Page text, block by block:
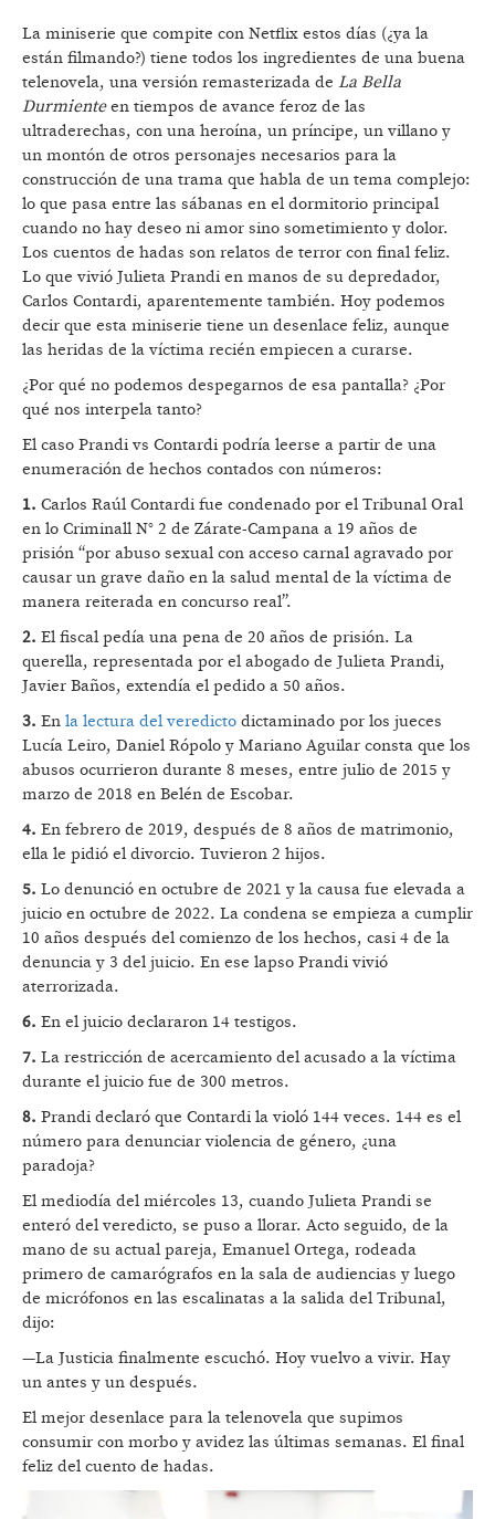
La miniserie que compite con Netflix estos días (¿ya la
están filmando?) tiene todos los ingredientes de una buena
telenovela, una versión remasterizada de La Bella
Durmienteen tiempos de avance feroz de las
ultraderechas, con una heroína, un príncipe, un villano y
un montón de otros personajes necesarios para la
construcción de una trama que habla de un tema complejo:
lo que pasa entre las sábanas en el dormitorio principal
cuando no hay deseo ni amor sino sometimiento y dolor.
Los cuentos de hadas son relatos de terror con final feliz.
Lo que vivió Julieta Prandi en manos de su depredador,
Carlos Contardi, aparentemente también. Hoy podemos
decir que esta miniserie tiene un desenlace feliz, aunque
las heridas de la víctima recién empiecen a curarse.
¿Por qué no podemos despegarnos de esa pantalla? ¿Por
qué nos interpela tanto?
El caso Prandi vs Contardi podría leerse a partir de una
enumeración de hechos contados con números:
1. Carlos Raúl Contardi fue condenado por el Tribunal Oral
en lo Criminall N° 2 de Zárate-Campana a 19 años de
prisión “por abuso sexual con acceso carnal agravado por
causar un grave daño en la salud mental de la víctima de
manera reiterada en concurso real”.
2. El fiscal pedía una pena de 20 años de prisión. La
querella, representada por el abogado de Julieta Prandi,
Javier Baños, extendía el pedido a 50 años.
3. En la lectura del veredicto dictaminado por los jueces
Lucía Leiro, Daniel Rópolo y Mariano Aguilar consta que los
abusos ocurrieron durante 8 meses, entre julio de 2015 y
marzo de 2018 en Belén de Escobar.
4. En febrero de 2019, después de 8 años de matrimonio,
ella le pidió el divorcio. Tuvieron 2 hijos.
5. Lo denunció en octubre de 2021 y la causa fue elevada a
juicio en octubre de 2022. La condena se empieza a cumplir
10 años después del comienzo de los hechos, casi 4 de la
denuncia y 3 del juicio. En ese lapso Prandi vivió
aterrorizada.
6. En el juicio declararon 14 testigos.
7. La restricción de acercamiento del acusado a la víctima
durante el juicio fue de 300 metros.
8. Prandi declaró que Contardi la violó 144 veces. 144 es el
número para denunciar violencia de género, ¿una
paradoja?
El mediodía del miércoles 13, cuando Julieta Prandi se
enteró del veredicto, se puso a llorar. Acto seguido, de la
mano de su actual pareja, Emanuel Ortega, rodeada
primero de camarógrafos en la sala de audiencias y luego
de micrófonos en las escalinatas a la salida del Tribunal,
dijo:
—La Justicia finalmente escuchó. Hoy vuelvo a vivir. Hay
un antes y un después.
El mejor desenlace para la telenovela que supimos
consumir con morbo y avidez las últimas semanas. El final
feliz del cuento de hadas.